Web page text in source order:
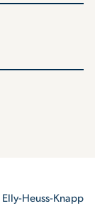
Heuss-Knapp